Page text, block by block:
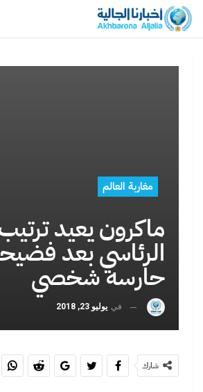
مغاربة العالم
ماكرون يعيد
الرئاسي بعد
حارسه شخصي
في يوليو 23, 2018
شارك